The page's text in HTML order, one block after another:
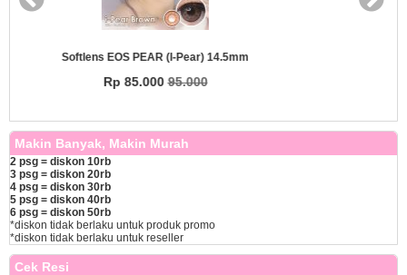
Softlens EOS Matake (i-Matake)
Makin Banyak, Makin Murah
2 psg = diskon 10rb
3 psg = diskon 20rb
4 psg = diskon 30rb
5 psg = diskon 40rb
6 psg = diskon 50rb
*diskon tidak berlaku untuk produk promo
*diskon tidak berlaku untuk reseller
Cek Resi